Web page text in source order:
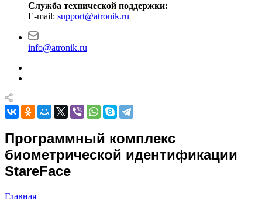
Служба технической поддержки:
E-mail: support@atronik.ru
info@atronik.ru
Программный комплекс
биометрической идентификации
StareFace
Главная